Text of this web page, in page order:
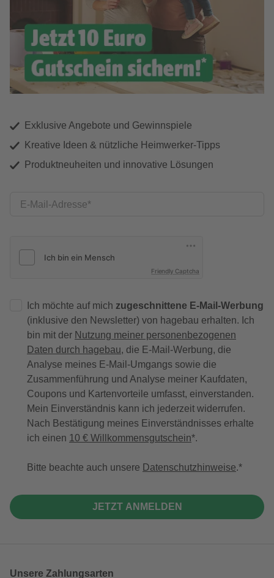
Exklusive Angebote und Gewinnspiele
Kreative Ideen & nützliche Heimwerker-Tipps
Produktneuheiten und innovative Lösungen
E-Mail-Adresse
Friendly Captcha
Ich möchte auf mich zugeschnittene E-Mail-Werbung
(inklusive den Newsletter) von hagebau erhalten. Ich
bin mit der Nutzung meiner personenbezogenen
Daten durch hagebau, die E-Mail-Werbung, die
Analyse meines E-Mail-Umgangs sowie die
Zusammenführung und Analyse meiner Kaufdaten,
Coupons und Kartenvorteile umfasst, einverstanden.
Mein Einverständnis kann ich jederzeit widerrufen.
Nach Bestätigung meines Einverständnisses erhalte
ich einen 10 € Willkommensgutschein*.
Bitte beachte auch unsere Datenschutzhinweise.
JETZT ANMELDEN
Unsere Zahlungsarten